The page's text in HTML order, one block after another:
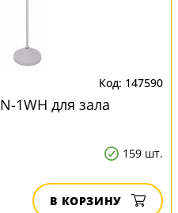
147590
1WH для зала
159 шт.
В КОРЗИНУ